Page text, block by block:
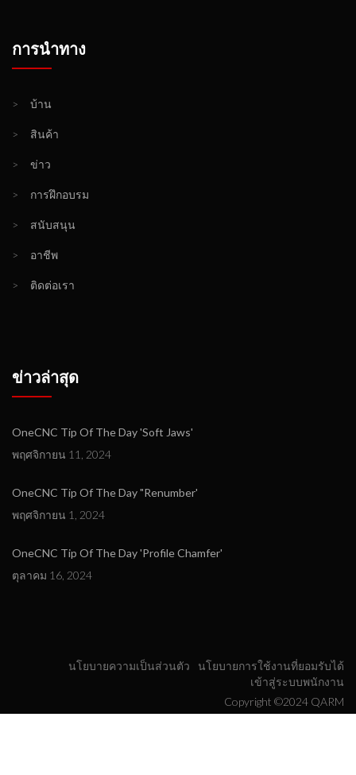
การนำทาง
> บ้าน
> สินค้า
> ข่าว
> การฝึกอบรม
> สนับสนุน
> อาชีพ
> ติดต่อเรา
ข่าวล่าสุด
OneCNC Tip Of The Day 'Soft Jaws'
พฤศจิกายน 11, 2024
OneCNC Tip Of The Day "Renumber'
พฤศจิกายน 1, 2024
OneCNC Tip Of The Day 'Profile Chamfer'
ตุลาคม 16, 2024
นโยบายความเป็นส่วนตัว
นโยบายการใช้งานที่ยอมรับได้
เข้าสู่ระบบพนักงาน
Copyright ©2024 QARM